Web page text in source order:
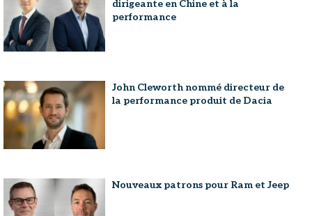
dirigeante en Chine et à la
performance
John Cleworth nommé directeur de
la performance produit de Dacia
Nouveaux patrons pour Ram et Jeep